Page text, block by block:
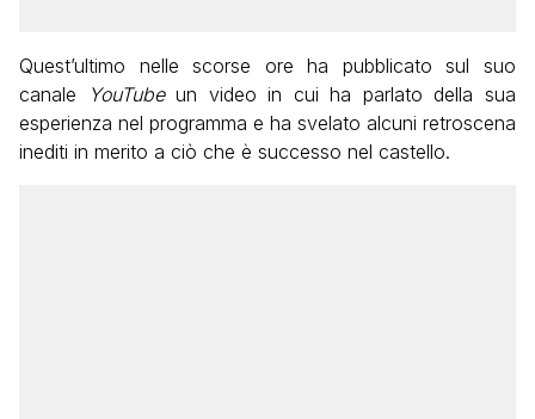
Quest’ultimo nelle scorse ore ha pubblicato sul suo
canale
YouTubeun video in cui ha parlato della sua
esperienza nel programma e ha svelato alcuni retroscena
inediti in merito a ciò che è successo nel castello.